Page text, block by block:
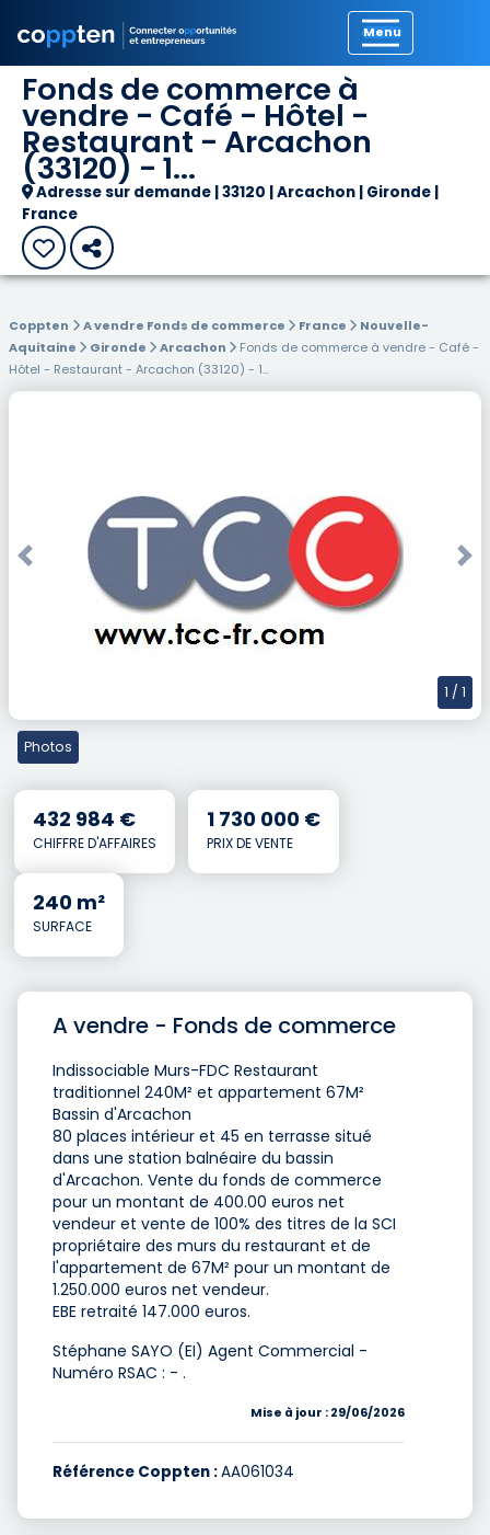
Fonds de commerce à
vendre - Café - Hôtel -
Restaurant - Arcachon
(33120) - 1...
Adresse sur demande | 33120 | Arcachon | Gironde |
France
Coppten A vendre Fonds de commerce France
Nouvelle-
Aquitaine
Gironde Arcachon
Fonds de commerce à vendre - Café -
Hôtel - Restaurant - Arcachon (33120) - 1...
Previous
1 / 1
Photos
432 984 €
CHIFFRE D'AFFAIRES
1 730 000 €
PRIX DE VENTE
240 m²
SURFACE
A vendre - Fonds de commerce
Indissociable Murs-FDC Restaurant
traditionnel 240M² et appartement 67M²
Bassin d'Arcachon
80 places intérieur et 45 en terrasse situé
dans une station balnéaire du bassin
d'Arcachon. Vente du fonds de commerce
pour un montant de 400.00 euros net
vendeur et vente de 100% des titres de la SCI
propriétaire des murs du restaurant et de
l'appartement de 67M² pour un montant de
1.250.000 euros net vendeur.
EBE retraité 147.000 euros.
Stéphane SAYO (EI) Agent Commercial -
Numéro RSAC : - .
Mise à jour : 29/06/2026
Référence Coppten :AA061034